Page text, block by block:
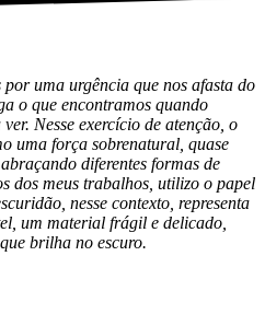
por uma urgência que nos afasta do
o que encontramos quando
Nesse exercício de atenção, o
uma força sobrenatural, quase
diferentes formas de
dos meus trabalhos, utilizo o papel
o, nesse contexto, representa
um material frágil e delicado,
brilha no escuro.